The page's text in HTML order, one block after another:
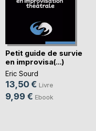
Petit guide de survie
en improvisa(...)
Eric Sourd
13,50 € Livre
9,99 € Ebook